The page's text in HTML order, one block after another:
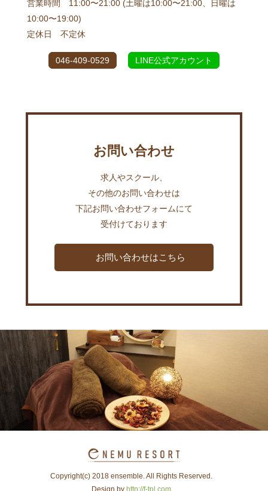
営業時間 11:00〜21:00 (土曜は10:00〜21:00、日曜は
10:00〜19:00)
定休日 不定休
046-409-0529 LINE公式アカウント
お問い合わせ
求人やスクール、
その他のお問い合わせは
下記お問い合わせフォームにて
受付けております
お問い合わせはこちら
Copyright(c) 2018 ensemble. All Rights Reserved.